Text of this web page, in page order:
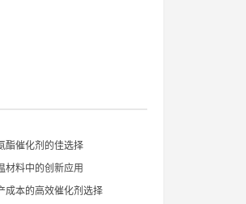
酯催化剂的佳选择
材料中的创新应用
成本的高效催化剂选择